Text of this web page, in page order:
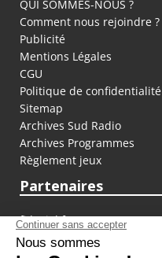
QUI SOMMES-NOUS ?
Comment nous rejoindre ?
Publicité
Mentions Légales
CGU
Politique de confidentialité
Sitemap
Archives Sud Radio
Archives Programmes
Règlement jeux
Partenaires
fiducial.fr
lyoncapitale.fr